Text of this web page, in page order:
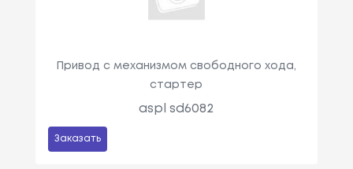
Привод с механизмом свободного хода,
стартер
aspl sd6082
Заказать